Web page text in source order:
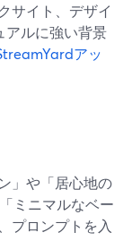
サイト、デザイ
アルに強い背景
アッ
」や「居心地の
ミニマルなベー
プロンプトを入